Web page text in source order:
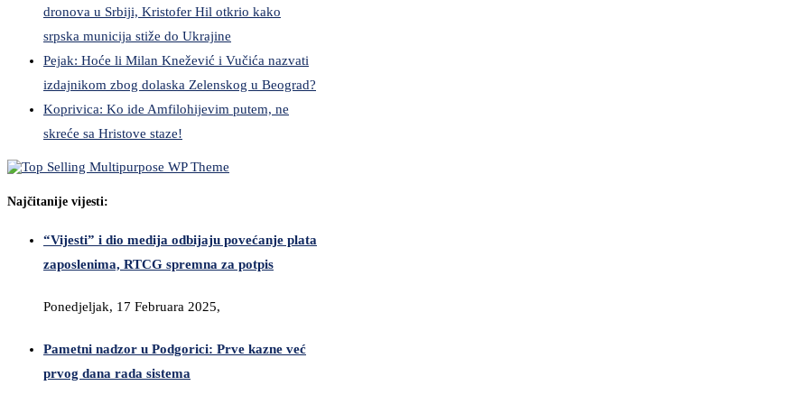
dronova u Srbiji, Kristofer Hil otkrio kako
srpska municija stiže do Ukrajine
Pejak: Hoće li Milan Knežević i Vučića nazvati
izdajnikom zbog dolaska Zelenskog u Beograd?
Koprivica: Ko ide Amfilohijevim putem, ne
skreće sa Hristove staze!
Najčitanije vijesti:
“Vijesti” i dio medija odbijaju povećanje plata
zaposlenima, RTCG spremna za potpis
Ponedjeljak, 17 Februara 2025,
Pametni nadzor u Podgorici: Prve kazne već
prvog dana rada sistema